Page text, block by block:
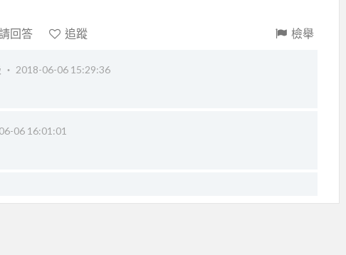
回答 追蹤 檢舉
‧ 2018-06-06 15:29:36
06 16:01:01